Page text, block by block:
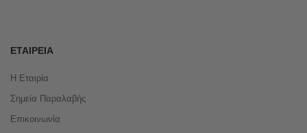
ΕΤΑΙΡΕΊΑ
Η Εταιρία
Σημεία Παραλαβής
Επικοινωνία